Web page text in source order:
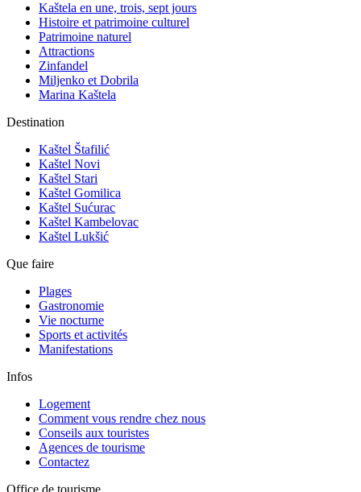
Kaštela en une, trois, sept jours
Histoire et patrimoine culturel
Patrimoine naturel
Attractions
Zinfandel
Miljenko et Dobrila
Marina Kaštela
Destination
Kaštel Štafilić
Kaštel Novi
Kaštel Stari
Kaštel Gomilica
Kaštel Sućurac
Kaštel Kambelovac
Kaštel Lukšić
Que faire
Plages
Gastronomie
Vie nocturne
Sports et activités
Manifestations
Infos
Logement
Comment vous rendre chez nous
Conseils aux touristes
Agences de tourisme
Contactez